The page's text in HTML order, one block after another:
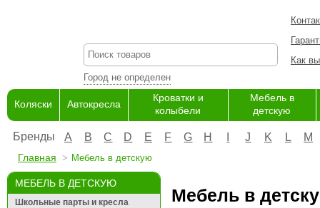
Город не определен
Как
Коляски Автокресла
Кроватки и
колыбели
Мебель в
детскую
Бренды A B C D E F G H J K L M
Главная Мебель в детскую
МЕБЕЛЬ В ДЕТСКУЮ
Школьные парты и кресла
Мебель в